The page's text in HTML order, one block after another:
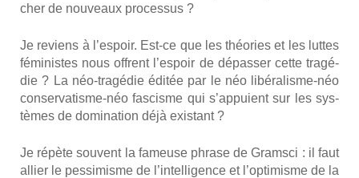
cher de nou­veaux pro­ces­sus ?
Je reviens à l’espoir. Est-ce que les théo­ries et les luttes
fémi­nistes nous offrent l’espoir de dépas­ser cette tra­gé­
die ? La néo-tra­gé­die édi­tée par le néo libé­ra­lisme-néo
conser­va­tisme-néo fas­cisme qui s’appuient sur les sys­
tèmes de domi­na­tion déjà exis­tant ?
Je répète sou­vent la fameuse phrase de Gram­sci : il faut
allier le pes­si­misme de l’intelligence et l’optimisme de la